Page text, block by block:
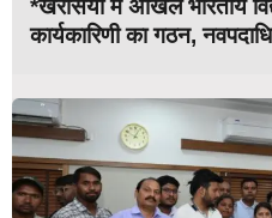
*खरसिया में अखिल भारतीय
कार्यकारिणी का गठन,